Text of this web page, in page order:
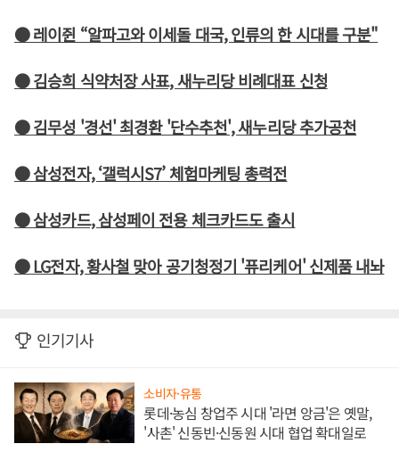
● 레이쥔 “알파고와 이세돌 대국, 인류의 한 시대를 구분"
● 김승희 식약처장 사표, 새누리당 비례대표 신청
● 김무성 '경선' 최경환 '단수추천', 새누리당 추가공천
● 삼성전자, ‘갤럭시S7’ 체험마케팅 총력전
● 삼성카드, 삼성페이 전용 체크카드도 출시
● LG전자, 황사철 맞아 공기청정기 '퓨리케어' 신제품 내놔
인기기사
소비자·유통
롯데·농심 창업주 시대 '라면 앙금'은 옛말,
'사촌' 신동빈·신동원 시대 협업 확대일로